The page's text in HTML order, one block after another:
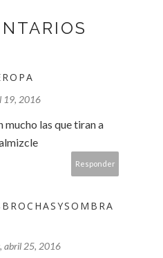
19, 2016
mucho las que tiran a
Responder
abril 25, 2016